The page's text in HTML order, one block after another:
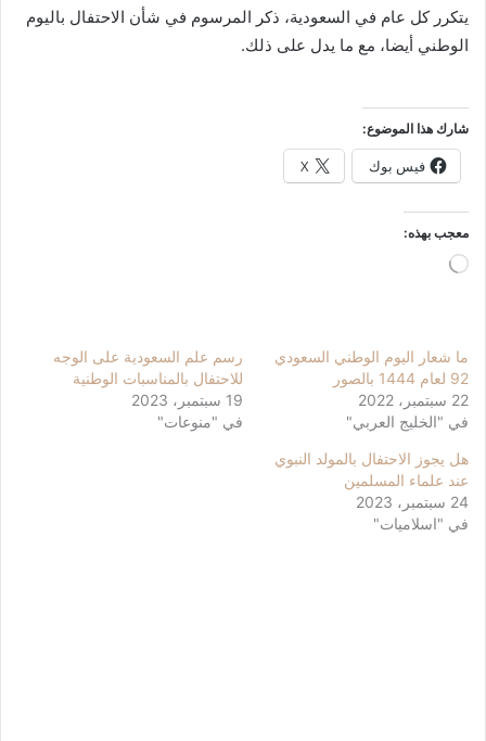
يتكرر كل عام في السعودية، ذكر المرسوم في شأن الاحتفال باليوم
الوطني أيضا، مع ما يدل على ذلك.
شارك هذا الموضوع:
فيس بوك X
معجب بهذه:
جاري
ما شعار اليوم الوطني السعودي
92 لعام 1444 بالصور
22 سبتمبر، 2022
في "الخليج العربي"
رسم علم السعودية على الوجه
للاحتفال بالمناسبات الوطنية
19 سبتمبر، 2023
في "منوعات"
هل يجوز الاحتفال بالمولد النبوي
عند علماء المسلمين
24 سبتمبر، 2023
في "اسلاميات"